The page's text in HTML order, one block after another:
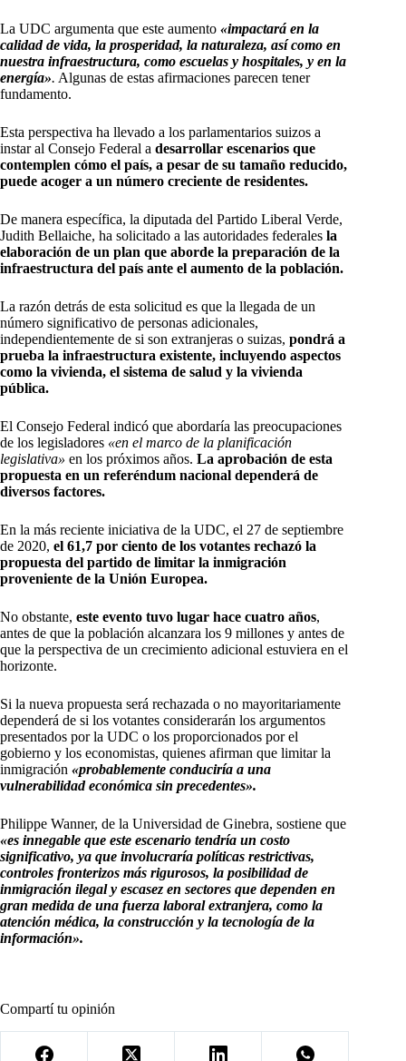
La UDC argumenta que este aumento «impactará en la
calidad de vida, la prosperidad, la naturaleza, así como en
nuestra infraestructura, como escuelas y hospitales, y en la
energía». Algunas de estas afirmaciones parecen tener
fundamento.
Esta perspectiva ha llevado a los parlamentarios suizos a
instar al Consejo Federal a desarrollar escenarios que
contemplen cómo el país, a pesar de su tamaño reducido,
puede acoger a un número creciente de residentes.
De manera específica, la diputada del Partido Liberal Verde,
Judith Bellaiche, ha solicitado a las autoridades federales la
elaboración de un plan que aborde la preparación de la
infraestructura del país ante el aumento de la población.
La razón detrás de esta solicitud es que la llegada de un
número significativo de personas adicionales,
independientemente de si son extranjeras o suizas, pondrá a
prueba la infraestructura existente, incluyendo aspectos
como la vivienda, el sistema de salud y la vivienda
pública.
El Consejo Federal indicó que abordaría las preocupaciones
de los legisladores «en el marco de la planificación
legislativa» en los próximos años. La aprobación de esta
propuesta en un referéndum nacional dependerá de
diversos factores.
En la más reciente iniciativa de la UDC, el 27 de septiembre
de 2020, el 61,7 por ciento de los votantes rechazó la
propuesta del partido de limitar la inmigración
proveniente de la Unión Europea.
No obstante, este evento tuvo lugar hace cuatro años,
antes de que la población alcanzara los 9 millones y antes de
que la perspectiva de un crecimiento adicional estuviera en el
horizonte.
Si la nueva propuesta será rechazada o no mayoritariamente
dependerá de si los votantes considerarán los argumentos
presentados por la UDC o los proporcionados por el
gobierno y los economistas, quienes afirman que limitar la
inmigración «probablemente conduciría a una
vulnerabilidad económica sin precedentes».
Philippe Wanner, de la Universidad de Ginebra, sostiene que
«es innegable que este escenario tendría un costo
significativo, ya que involucraría políticas restrictivas,
controles fronterizos más rigurosos, la posibilidad de
inmigración ilegal y escasez en sectores que dependen en
gran medida de una fuerza laboral extranjera, como la
atención médica, la construcción y la tecnología de la
información».
Compartí tu opinión